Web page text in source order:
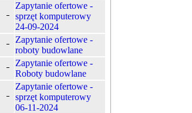
Zapytanie ofertowe -
sprzęt komputerowy
24-09-2024
Zapytanie ofertowe -
roboty budowlane
Zapytanie ofertowe -
Roboty budowlane
Zapytanie ofertowe -
sprzęt komputerowy
06-11-2024